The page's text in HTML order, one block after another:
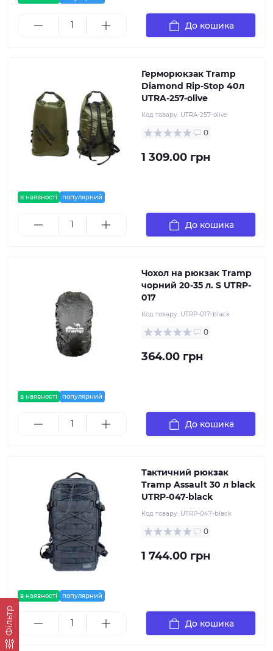
Фільтр
До кошика
в наявності популярний
Герморюкзак Tramp
Diamond Rip-Stop 40л
UTRA-257-olive
Код товару: UTRA-257-olive
0
1 309.00 грн
До кошика
в наявності популярний
Чохол на рюкзак Tramp
чорний 20-35 л. S UTRP-
017
Код товару: UTRP-017-black
0
364.00 грн
До кошика
в наявності популярний
Тактичний рюкзак
Tramp Assault 30 л black
UTRP-047-black
Код товару: UTRP-047-black
0
1 744.00 грн
До кошика